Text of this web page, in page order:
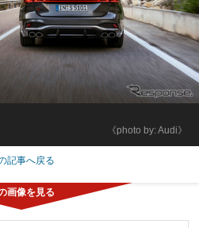
《photo by: Audi》
記事へ戻る